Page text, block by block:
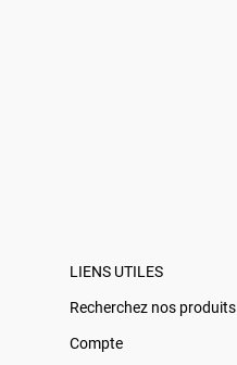
LIENS UTILES
Recherchez nos produits
Compte